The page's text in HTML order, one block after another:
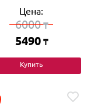
Цена:
6000₸
5490 ₸
Купить